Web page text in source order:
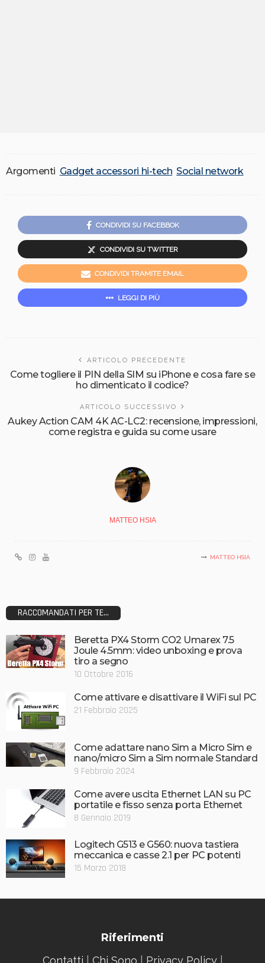
Argomenti Gadget accessori hi-tech Social network
CONDIVIDI SU FACEBBOK
CONDIVIDI SU TWITTER
CONDIVIDI TRAMITE EMAIL
LEGGI DI PIÙ
ARTICOLO PRECEDENTE
Come togliere il PIN della SIM su iPhone e cosa fare se
ho dimenticato il codice?
ARTICOLO SUCCESSIVO
Aukey Action CAM 4K AC-LC2: recensione, impressioni,
come registra e guida su come usare
MATTEO HSIA
MATTEO HSIA
RACCOMANDATI PER TE...
Beretta PX4 Storm CO2 Umarex 7.5
Joule 4.5mm: video unboxing e prova
tiro a segno
10 Ottobre 2016
Come attivare e disattivare il WiFi sul PC
21 Febbraio 2025
Come adattare nano Sim a Micro Sim e
nano/micro Sim a Sim normale Standard
9 Febbraio 2024
Come avere uscita Ethernet LAN su PC
portatile e fisso senza porta Ethernet
8 Gennaio 2019
Logitech G513 e G560: nuova tastiera
meccanica e casse 2.1 per PC potenti
15 Marzo 2018
Riferimenti
Contatti Chi Sono Privacy Policy|